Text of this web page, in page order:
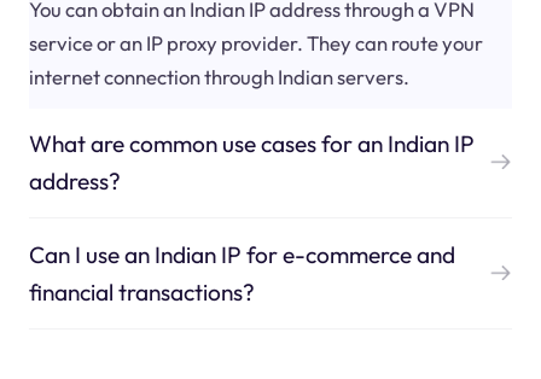
You can obtain an Indian IP address through a VPN
service or an IP proxy provider. They can route your
internet connection through Indian servers.
What are common use cases for an Indian IP
address?
Can I use an Indian IP for e-commerce and
financial transactions?